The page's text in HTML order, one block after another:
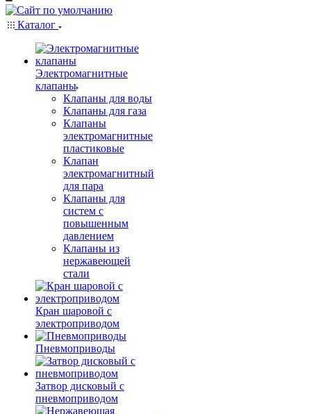
Каталог
Электромагнитные
клапаны
Клапаны для воды
Клапаны для газа
Клапаны
электромагнитные
пластиковые
Клапан
электромагнитный
для пара
Клапаны для
систем с
повышенным
давлением
Клапаны из
нержавеющей
стали
Кран шаровой с
электроприводом
Пневмоприводы
Затвор дисковый с
пневмоприводом